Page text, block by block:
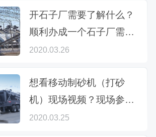
开石子厂需要了解什么？
顺利办成一个石子厂需要
投资多少钱？
2020.03.26
想看移动制砂机（打砂
机）现场视频？现场参观
岂不是更直观！
2020.03.25